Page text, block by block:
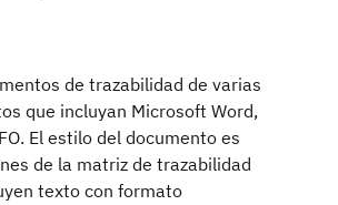
de trazabilidad de varias
que incluyan Microsoft Word,
El estilo del documento es
de la matriz de trazabilidad
texto con formato